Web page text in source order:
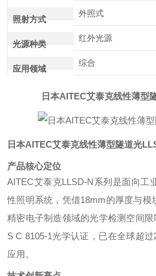
照射方式
外照式
光源种类
红外光源
应用领域
综合
日本AITEC艾泰克线性薄型
日本AITEC艾泰克线性薄型隧道光
产品核心定位
AITEC艾泰克LLSD-N系列是面向工
性照明系统，凭借18mm的厚度与模
精密电子制造领域的光学检测空间
S C 8105-1光学认证，已在全球超
应用。